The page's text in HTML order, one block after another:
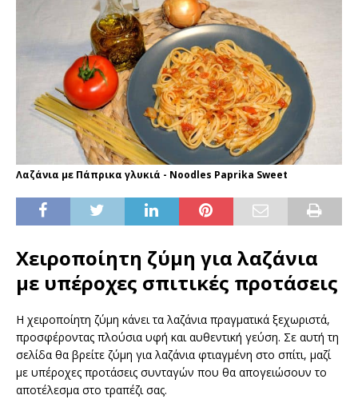
Λαζάνια με Πάπρικα γλυκιά - Noodles Paprika Sweet
Χειροποίητη ζύμη για λαζάνια
με υπέροχες σπιτικές προτάσεις
Η χειροποίητη ζύμη κάνει τα λαζάνια πραγματικά ξεχωριστά,
προσφέροντας πλούσια υφή και αυθεντική γεύση. Σε αυτή τη
σελίδα θα βρείτε ζύμη για λαζάνια φτιαγμένη στο σπίτι, μαζί
με υπέροχες προτάσεις συνταγών που θα απογειώσουν το
αποτέλεσμα στο τραπέζι σας.